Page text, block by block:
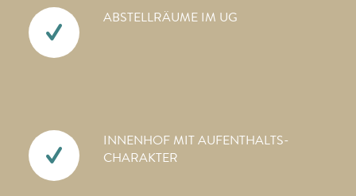
ABSTELLRÄUME IM UG
INNENHOF MIT AUFENTHALTS­
CHARAKTER